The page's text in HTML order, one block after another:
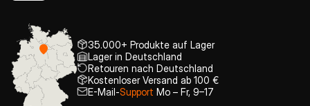
35.000+ Produkte auf Lager
Lager in Deutschland
Retouren nach Deutschland
Kostenloser Versand ab 100 €
E-Mail-Support Mo – Fr, 9–17